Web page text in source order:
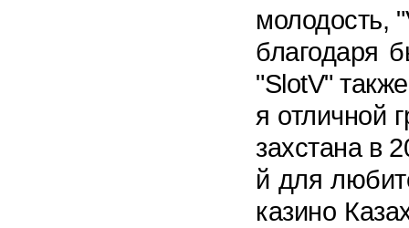
молодость,
благодаря
"SlotV"
я отличной
захстана в
й для
казино